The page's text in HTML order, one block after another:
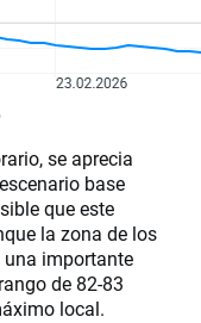
se aprecia
base
que este
la zona de los
importante
de 82-83
local.